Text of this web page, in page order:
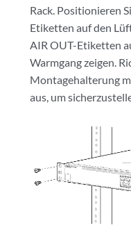
Rack. Positionieren
Etiketten auf den
AIR OUT-Etiketten
Warmgang zeigen.
Montagehalterung
aus, um